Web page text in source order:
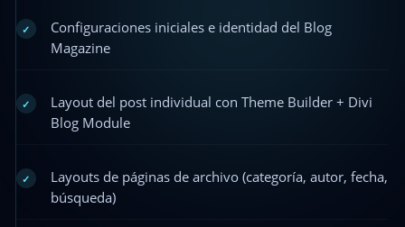
✓
Configuraciones iniciales e identidad del Blog
Magazine
✓
Layout del post individual con Theme Builder + Divi
Blog Module
✓
Layouts de páginas de archivo (categoría, autor, fecha,
búsqueda)